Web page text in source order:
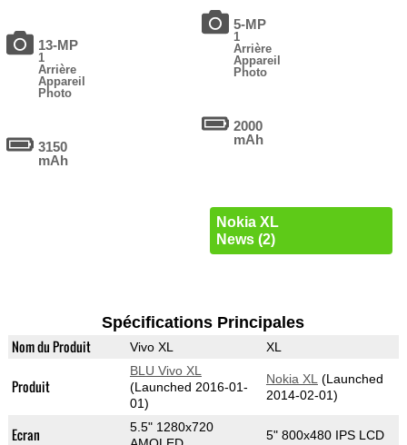
13-MP
1
Arrière
Appareil
Photo
3150
mAh
5-MP
1
Arrière
Appareil
Photo
2000
mAh
Nokia XL
News (2)
Spécifications Principales
Nom du Produit Vivo XL XL
Produit
BLU Vivo XL
(Launched 2016-01-
01)
Nokia XL (Launched
2014-02-01)
Ecran
5.5" 1280x720
5" 800x480 IPS LCD